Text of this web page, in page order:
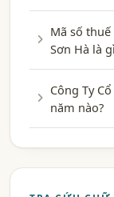
Mã số thuế
Sơn Hà là
Công Ty
năm nào?